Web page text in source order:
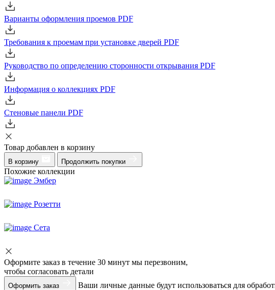
Варианты оформления проемов PDF
Требования к проемам при установке дверей PDF
Руководство по определению сторонности открывания PDF
Информация о коллекциях PDF
Стеновые панели PDF
Товар добавлен в корзину
В корзину Продолжить покупки
Похожие коллекции
Эмбер
Розетти
Сета
Оформите заказ в течение 30 минут мы перезвоним,
чтобы согласовать детали
Оформить заказ Ваши личные данные будут использоваться для